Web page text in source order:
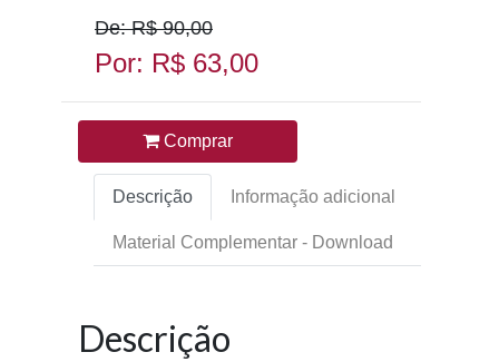
De: R$ 90,00
Por: R$ 63,00
Comprar
Descrição Informação adicional
Material Complementar - Download
Descrição